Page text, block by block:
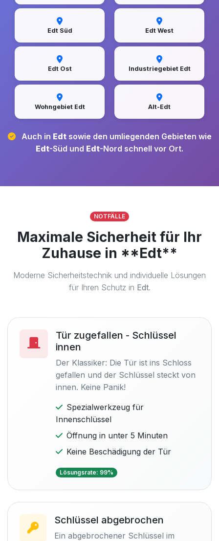
Edt Süd Edt West
Edt Ost Industriegebiet Edt
Wohngebiet Edt Alt-Edt
Auch in Edtsowie den umliegenden Gebieten wie
Edt-Süd und Edt-Nord schnell vor Ort.
NOTFÄLLE
Maximale Sicherheit für Ihr
Zuhause in **Edt**
Moderne Sicherheitstechnik und individuelle Lösungen
für Ihren Schutz in Edt.
Tür zugefallen - Schlüssel
innen
Der Klassiker: Die Tür ist ins Schloss
gefallen und der Schlüssel steckt von
innen. Keine Panik!
Spezialwerkzeug für
Innenschlüssel
Öffnung in unter 5 Minuten
Keine Beschädigung der Tür
Lösungsrate: 99%
Schlüssel abgebrochen
Ein abgebrochener Schlüssel im